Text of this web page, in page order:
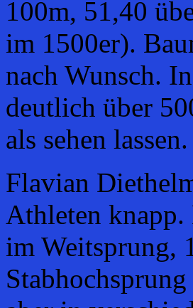
100m, 51,40
im 1500er).
nach Wunsch.
deutlich über
als sehen lassen.
Flavian
Athleten
im Weitsprung,